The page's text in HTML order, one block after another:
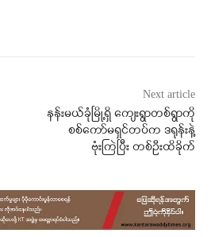
Next article
နန်းမယ်ခုံမြို့ရှိ ကျေးရွာတစ်ရွာကို
စစ်ကော်မရှင်တပ်က ဒရုန်းနဲ့
ဗုံးကြဲပြီး တစ်ဦးထိခိုက်